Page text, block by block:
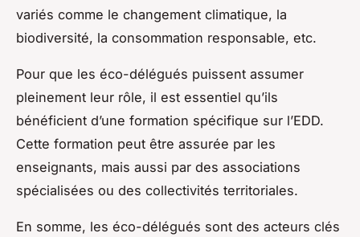
variés comme le changement climatique, la
biodiversité, la consommation responsable, etc.
Pour que les éco-délégués puissent assumer
pleinement leur rôle, il est essentiel qu’ils
bénéficient d’une formation spécifique sur l’EDD.
Cette formation peut être assurée par les
enseignants, mais aussi par des associations
spécialisées ou des collectivités territoriales.
En somme, les éco-délégués sont des acteurs clés